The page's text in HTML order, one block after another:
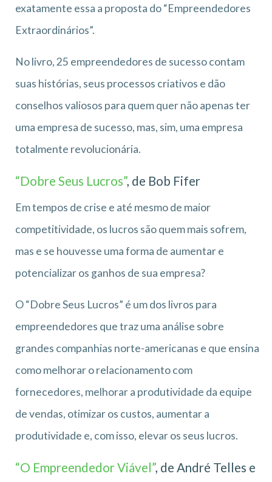
exatamente essa a proposta do “Empreendedores
Extraordinários”.
No livro, 25 empreendedores de sucesso contam
suas histórias, seus processos criativos e dão
conselhos valiosos para quem quer não apenas ter
uma empresa de sucesso, mas, sim, uma empresa
totalmente revolucionária.
“Dobre Seus Lucros”, de Bob Fifer
Em tempos de crise e até mesmo de maior
competitividade, os lucros são quem mais sofrem,
mas e se houvesse uma forma de aumentar e
potencializar os ganhos de sua empresa?
O “Dobre Seus Lucros” é um dos livros para
empreendedores que traz uma análise sobre
grandes companhias norte-americanas e que ensina
como melhorar o relacionamento com
fornecedores, melhorar a produtividade da equipe
de vendas, otimizar os custos, aumentar a
produtividade e, com isso, elevar os seus lucros.
“O Empreendedor Viável”, de André Telles e